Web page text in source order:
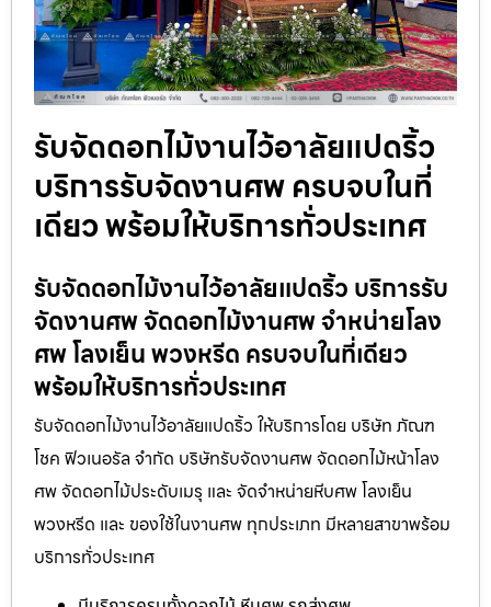
รับจัดดอกไม้งานไว้อาลัยแปดริ้ว
บริการรับจัดงานศพ ครบจบในที่
เดียว พร้อมให้บริการทั่วประเทศ
รับจัดดอกไม้งานไว้อาลัยแปดริ้ว บริการรับ
จัดงานศพ จัดดอกไม้งานศพ จำหน่ายโลง
ศพ โลงเย็น พวงหรีด ครบจบในที่เดียว
พร้อมให้บริการทั่วประเทศ
รับจัดดอกไม้งานไว้อาลัยแปดริ้ว ให้บริการโดย บริษัท ภัณฑ
โชค ฟิวเนอรัล จำกัด บริษัทรับจัดงานศพ จัดดอกไม้หน้าโลง
ศพ จัดดอกไม้ประดับเมรุ และ จัดจำหน่ายหีบศพ โลงเย็น
พวงหรีด และ ของใช้ในงานศพ ทุกประเภท มีหลายสาขาพร้อม
บริการทั่วประเทศ